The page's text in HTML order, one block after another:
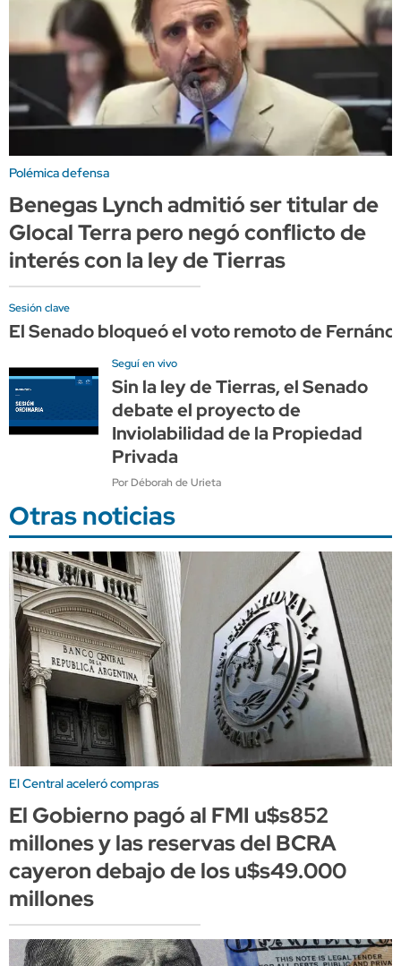
Polémica defensa
Benegas Lynch admitió ser titular de
Glocal Terra pero negó conflicto de
interés con la ley de Tierras
Sesión clave
El Senado bloqueó el voto remoto de
Seguí en vivo
Sin la ley de Tierras, el Senado
debate el proyecto de
Inviolabilidad de la Propiedad
Privada
Por Déborah de Urieta
Otras noticias
El Central aceleró compras
El Gobierno pagó al FMI u$s852
millones y las reservas del BCRA
cayeron debajo de los u$s49.000
millones